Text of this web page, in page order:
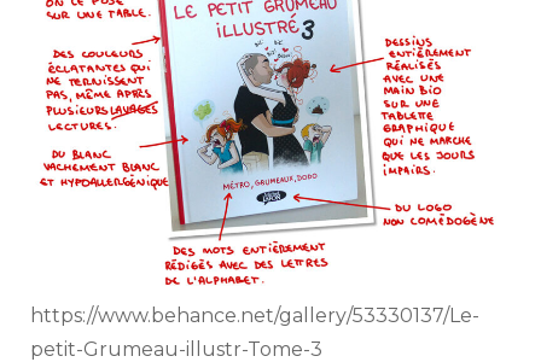
https://www.behance.net/gallery/53330137/Le-
petit-Grumeau-illustr-Tome-3